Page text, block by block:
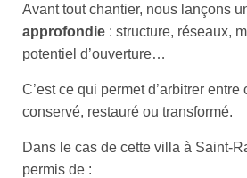
Avant tout chantier, nous lançons
approfondie : structure, réseaux,
potentiel d’ouverture…
C’est ce qui permet d’arbitrer entre
conservé, restauré ou transformé.
Dans le cas de cette villa à Saint-
permis de :